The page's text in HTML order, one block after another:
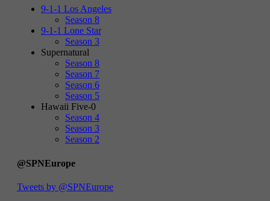
9-1-1 Los Angeles
Season 8
9-1-1 Lone Star
Season 3
Supernatural
Season 8
Season 7
Season 6
Season 5
Hawaii Five-0
Season 4
Season 3
Season 2
@SPNEurope
Tweets by @SPNEurope